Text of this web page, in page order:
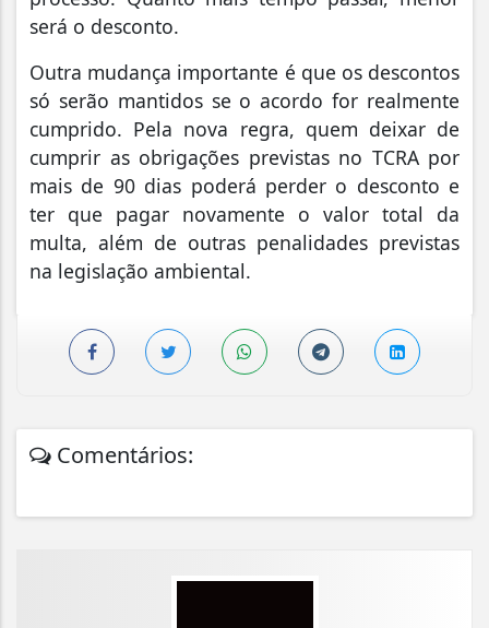
será o desconto.
Outra mudança importante é que os descontos
só serão mantidos se o acordo for realmente
cumprido. Pela nova regra, quem deixar de
cumprir as obrigações previstas no TCRA por
mais de 90 dias poderá perder o desconto e
ter que pagar novamente o valor total da
multa, além de outras penalidades previstas
na legislação ambiental.
Comentários: